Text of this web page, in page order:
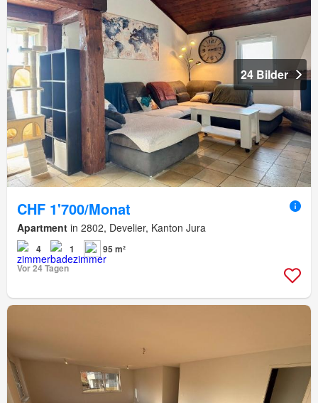
24 Bilder
CHF 1'700/Monat
Apartment in 2802, Develier, Kanton Jura
4 1
95 m²
Vor 24 Tagen